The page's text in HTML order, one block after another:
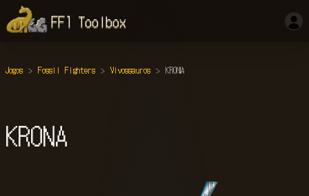
FF1 Toolbox
Jogos Fossil Fighters Vivossauros KRONA
KRONA